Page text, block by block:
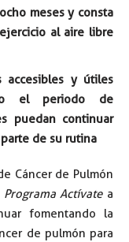
meses y consta
al aire libre
accesibles y útiles
el periodo de
puedan continuar
de su rutina
Cáncer de Pulmón
Programa Actívatea
fomentando la
de pulmón para